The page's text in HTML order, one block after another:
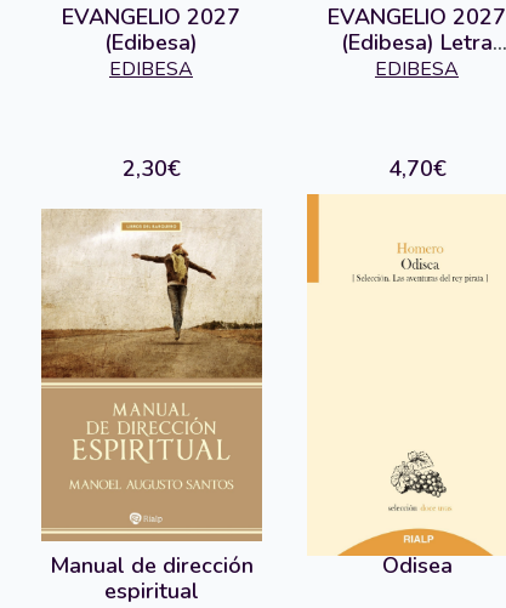
EVANGELIO 2027
(Edibesa)
EDIBESA
2,30€
EVANGELIO 2027
(Edibesa) Letra
grande
EDIBESA
4,70€
Manual de dirección
espiritual
Odisea